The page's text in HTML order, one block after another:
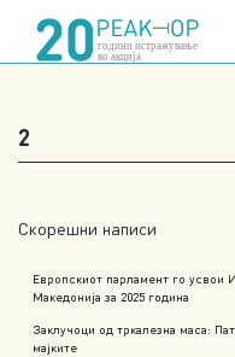
content
2
Скорешни написи
Европскиот парламент го усвои
Македонија за 2025 година
Заклучоци од тркалезна маса:
мајките